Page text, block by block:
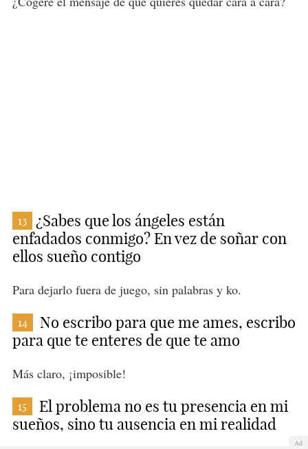
13
¿Sabes que los ángeles están
enfadados conmigo? En vez de soñar con
ellos sueño contigo
Para dejarlo fuera de juego, sin palabras y ko.
14
No escribo para que me ames, escribo
para que te enteres de que te amo
Más claro, ¡imposible!
15
El problema no es tu presencia en mi
sueños, sino tu ausencia en mi realidad
Ad